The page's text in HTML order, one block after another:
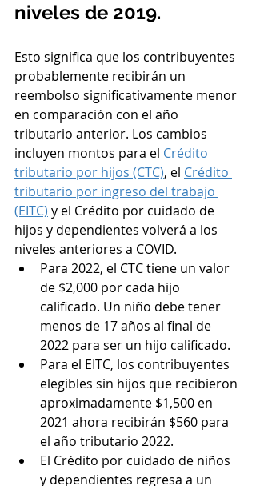
niveles de 2019.
Esto significa que los contribuyentes
probablemente recibirán un
reembolso significativamente menor
en comparación con el año
tributario anterior. Los cambios
incluyen montos para el Crédito
tributario por hijos (CTC), el Crédito
tributario por ingreso del trabajo
(EITC) y el Crédito por cuidado de
hijos y dependientes volverá a los
niveles anteriores a COVID.
Para 2022, el CTC tiene un valor
de $2,000 por cada hijo
calificado. Un niño debe tener
menos de 17 años al final de
2022 para ser un hijo calificado.
Para el EITC, los contribuyentes
elegibles sin hijos que recibieron
aproximadamente $1,500 en
2021 ahora recibirán $560 para
el año tributario 2022.
El Crédito por cuidado de niños
y dependientes regresa a un